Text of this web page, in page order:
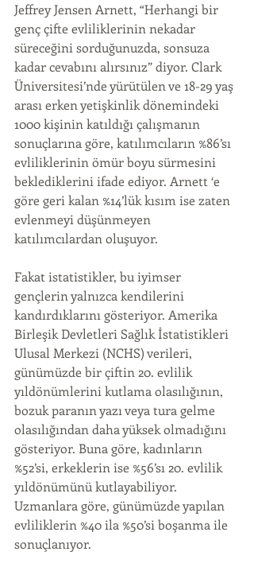
Jeffrey Jensen Arnett, “Herhangi bir
genç çifte evliliklerinin nekadar
süreceğini sorduğunuzda, sonsuza
kadar cevabını alırsınız” diyor. Clark
Üniversitesi’nde yürütülen ve 18-29 yaş
arası erken yetişkinlik dönemindeki
1000 kişinin katıldığı çalışmanın
sonuçlarına göre, katılımcıların %86’sı
evliliklerinin ömür boyu sürmesini
beklediklerini ifade ediyor. Arnett ‘e
göre geri kalan %14’lük kısım ise zaten
evlenmeyi düşünmeyen
katılımcılardan oluşuyor.
Fakat istatistikler, bu iyimser
gençlerin yalnızca kendilerini
kandırdıklarını gösteriyor. Amerika
Birleşik Devletleri Sağlık İstatistikleri
Ulusal Merkezi (NCHS) verileri,
günümüzde bir çiftin 20. evlilik
yıldönümlerini kutlama olasılığının,
bozuk paranın yazı veya tura gelme
olasılığından daha yüksek olmadığını
gösteriyor. Buna göre, kadınların
%52’si, erkeklerin ise %56’sı 20. evlilik
yıldönümünü kutlayabiliyor.
Uzmanlara göre, günümüzde yapılan
evliliklerin %40 ila %50’si boşanma ile
sonuçlanıyor.